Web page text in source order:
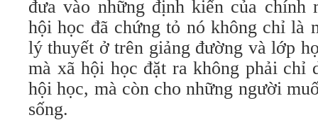
đưa vào những định kiến của chính
hội học đã chứng tỏ nó không chỉ là
lý thuyết ở trên giảng đường và lớp
mà xã hội học đặt ra không phải chỉ
hội học, mà còn cho những người
sống.